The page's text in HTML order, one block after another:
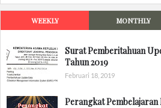
WEEKLY MONTHLY
Surat Pemberitahuan
Tahun 2019
Februari 18, 2019
Perangkat Pembelajaran